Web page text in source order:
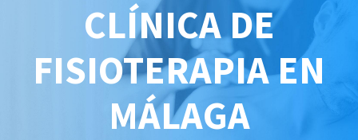
CLÍNICA DE
FISIOTERAPIA EN
MÁLAGA